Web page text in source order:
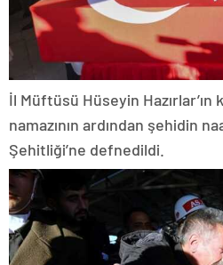
İl Müftüsü Hüseyin Hazırlar’ın
namazının ardından şehidin
Şehitliği’ne defnedildi.